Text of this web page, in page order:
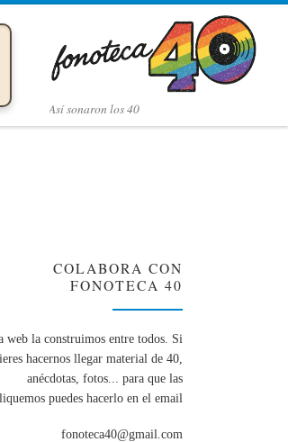
Así­ sonaron los 40
COLABORA CON
FONOTECA 40
web la construimos entre todos. Si
hacernos llegar material de 40,
anécdotas, fotos... para que las
puedes hacerlo en el email
fonoteca40@gmail.com